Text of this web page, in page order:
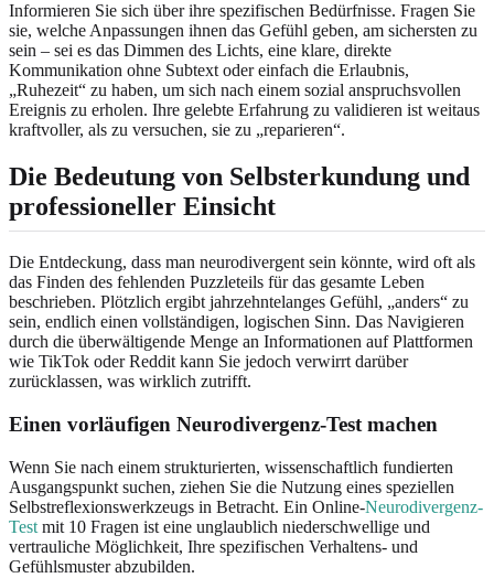
Informieren Sie sich über ihre spezifischen Bedürfnisse. Fragen Sie
sie, welche Anpassungen ihnen das Gefühl geben, am sichersten zu
sein – sei es das Dimmen des Lichts, eine klare, direkte
Kommunikation ohne Subtext oder einfach die Erlaubnis,
„Ruhezeit“ zu haben, um sich nach einem sozial anspruchsvollen
Ereignis zu erholen. Ihre gelebte Erfahrung zu validieren ist weitaus
kraftvoller, als zu versuchen, sie zu „reparieren“.
Die Bedeutung von Selbsterkundung und
professioneller Einsicht
Die Entdeckung, dass man neurodivergent sein könnte, wird oft als
das Finden des fehlenden Puzzleteils für das gesamte Leben
beschrieben. Plötzlich ergibt jahrzehntelanges Gefühl, „anders“ zu
sein, endlich einen vollständigen, logischen Sinn. Das Navigieren
durch die überwältigende Menge an Informationen auf Plattformen
wie TikTok oder Reddit kann Sie jedoch verwirrt darüber
zurücklassen, was wirklich zutrifft.
Einen vorläufigen Neurodivergenz-Test machen
Wenn Sie nach einem strukturierten, wissenschaftlich fundierten
Ausgangspunkt suchen, ziehen Sie die Nutzung eines speziellen
Selbstreflexionswerkzeugs in Betracht. Ein Online-Neurodivergenz-
Test mit 10 Fragen ist eine unglaublich niederschwellige und
vertrauliche Möglichkeit, Ihre spezifischen Verhaltens- und
Gefühlsmuster abzubilden.